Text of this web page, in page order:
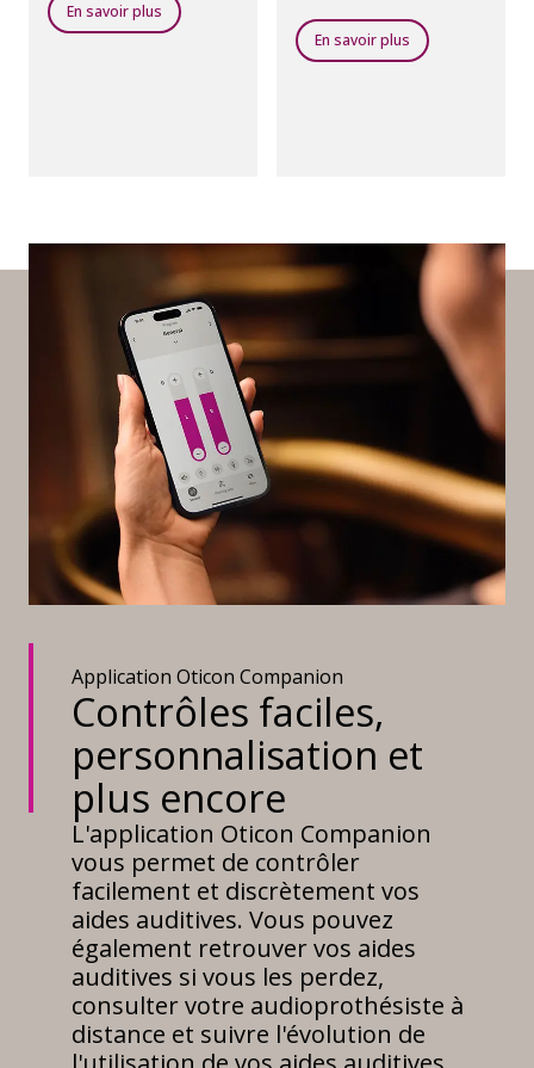
En savoir plus
poussière.
En savoir plus
Application Oticon Companion
Contrôles faciles,
personnalisation et
plus encore
L'application Oticon Companion
vous permet de contrôler
facilement et discrètement vos
aides auditives. Vous pouvez
également retrouver vos aides
auditives si vous les perdez,
consulter votre audioprothésiste à
distance et suivre l'évolution de